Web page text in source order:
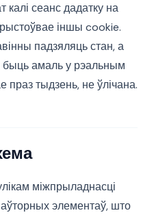
калі сеанс дадатку на
іншы cookie.
падзяляць стан, а
быць амаль у рэальным
праз тыдзень, не ўлічана.
міжпрыладнасці
элементаў, што